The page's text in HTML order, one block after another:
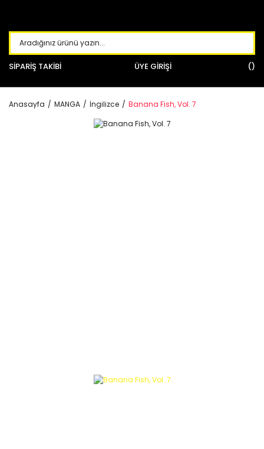
SİPARİŞ TAKİBİ ÜYE GİRİŞİ
Anasayfa MANGA İngilizce Banana Fish, Vol. 7